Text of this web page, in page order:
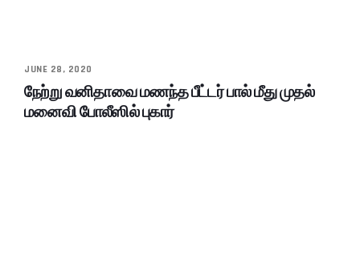
JUNE 28, 2020
நேற்று வனிதாவை மணந்த பீட்டர் பால் மீது முதல்
மனைவி போலீஸில் புகார்